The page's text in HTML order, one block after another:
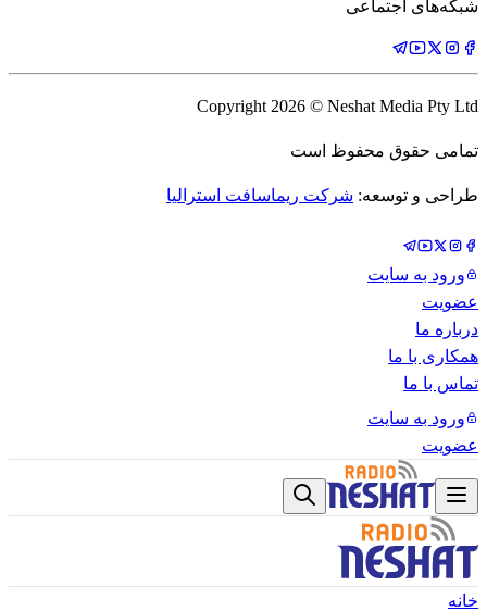
شبکه‌های اجتماعی
Copyright 2026 © Neshat Media Pty Ltd
تمامی حقوق محفوظ است
طراحی و توسعه: شرکت ریماسافت استرالیا
ورود به سایت
عضویت
درباره ما
همکاری با ما
تماس با ما
ورود به سایت
عضویت
خانه